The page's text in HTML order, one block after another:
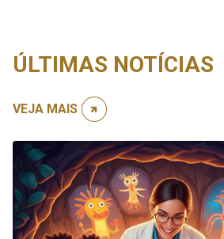
ÚLTIMAS NOTÍCIAS
VEJA MAIS